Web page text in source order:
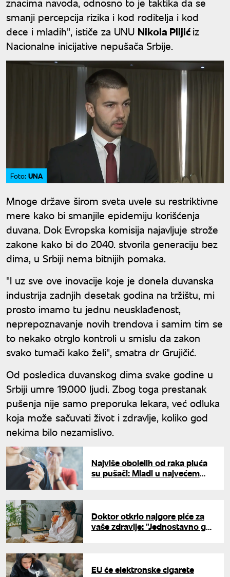
smanji percepcija rizika i kod roditelja i kod
dece i mladih", ističe za UNU Nikola Piljićiz
Nacionalne inicijative nepušača Srbije.
Foto: UNA
Mnoge države širom sveta uvele su restriktivne
mere kako bi smanjile epidemiju korišćenja
duvana. Dok Evropska komisija najavljuje strože
zakone kako bi do 2040. stvorila generaciju bez
dima, u Srbiji nema bitnijih pomaka.
"I uz sve ove inovacije koje je donela duvanska
industrija zadnjih desetak godina na tržištu, mi
prosto imamo tu jednu neusklađenost,
neprepoznavanje novih trendova i samim tim se
to nekako otrglo kontroli u smislu da zakon
svako tumači kako želi", smatra dr Grujičić.
Od posledica duvanskog dima svake godine u
Srbiji umre 19.000 ljudi. Zbog toga prestanak
pušenja nije samo preporuka lekara, već odluka
koja može sačuvati život i zdravlje, koliko god
nekima bilo nezamislivo.
Najviše obolelih od raka pluća
su pušači: Mladi u najvećem
Doktor otkrio najgore piće za
vaše zdravlje: "Jednostavno ga
EU će elektronske cigarete